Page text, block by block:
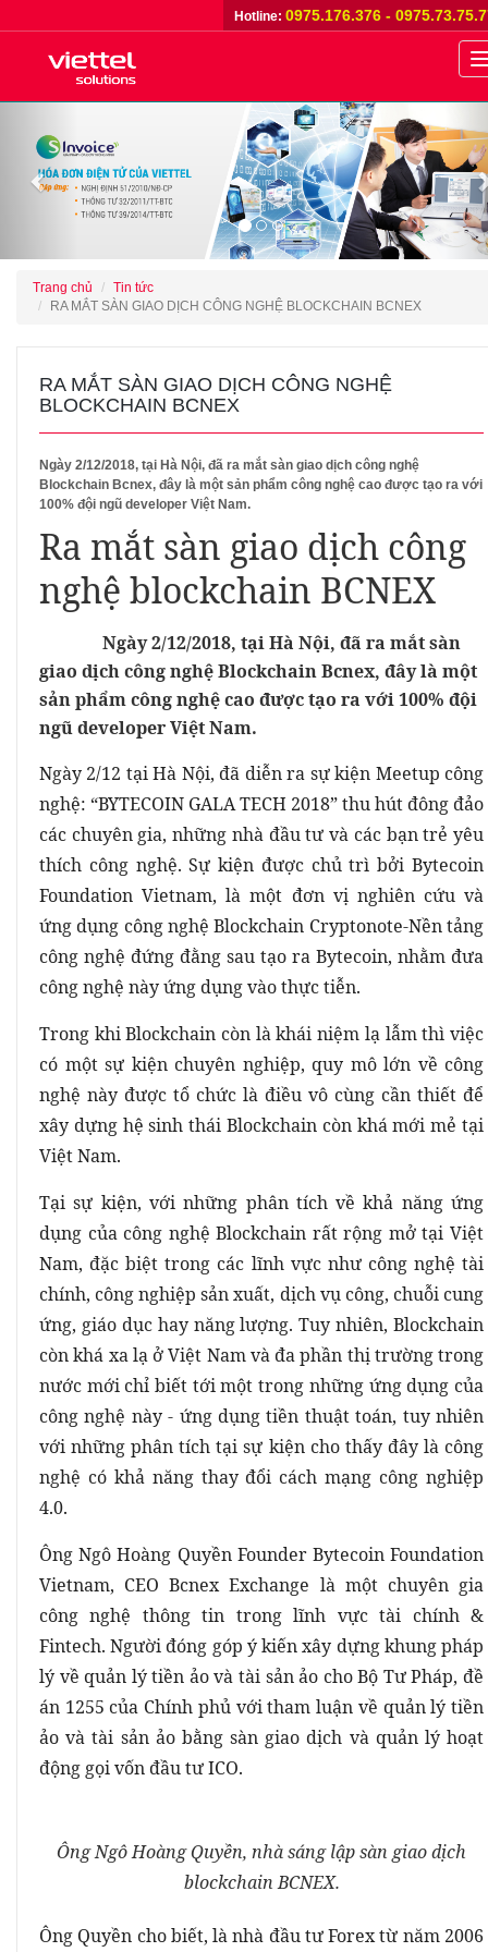
Hotline: 0975.176.376 -
Trang chủ
Tin tức
RA MẮT SÀN GIAO DỊCH CÔNG NGHỆ BLOCKCHAIN BCNEX
RA MẮT SÀN GIAO DỊCH CÔNG NGHỆ
BLOCKCHAIN BCNEX
Ngày 2/12/2018, tại Hà Nội, đã ra mắt sàn giao dịch công nghệ
Blockchain Bcnex, đây là một sản phẩm công nghệ cao được tạo ra với
100% đội ngũ developer Việt Nam.
Ra mắt sàn giao dịch công
nghệ blockchain BCNEX
ictnews
Ngày 2/12/2018, tại Hà Nội, đã ra mắt sàn
giao dịch công nghệ Blockchain Bcnex, đây là một
sản phẩm công nghệ cao được tạo ra với 100% đội
ngũ developer Việt Nam.
Ngày 2/12 tại Hà Nội, đã diễn ra sự kiện Meetup công
nghệ: “BYTECOIN GALA TECH 2018” thu hút đông đảo
các chuyên gia, những nhà đầu tư và các bạn trẻ yêu
thích công nghệ. Sự kiện được chủ trì bởi Bytecoin
Foundation Vietnam, là một đơn vị nghiên cứu và
ứng dụng công nghệ Blockchain Cryptonote-Nền tảng
công nghệ đứng đằng sau tạo ra Bytecoin, nhằm đưa
công nghệ này ứng dụng vào thực tiễn.
Trong khi Blockchain còn là khái niệm lạ lẫm thì việc
có một sự kiện chuyên nghiệp, quy mô lớn về công
nghệ này được tổ chức là điều vô cùng cần thiết để
xây dựng hệ sinh thái Blockchain còn khá mới mẻ tại
Việt Nam.
Tại sự kiện, với những phân tích về khả năng ứng
dụng của công nghệ Blockchain rất rộng mở tại Việt
Nam, đặc biệt trong các lĩnh vực như công nghệ tài
chính, công nghiệp sản xuất, dịch vụ công, chuỗi cung
ứng, giáo dục hay năng lượng. Tuy nhiên, Blockchain
còn khá xa lạ ở Việt Nam và đa phần thị trường trong
nước mới chỉ biết tới một trong những ứng dụng của
công nghệ này - ứng dụng tiền thuật toán, tuy nhiên
với những phân tích tại sự kiện cho thấy đây là công
nghệ có khả năng thay đổi cách mạng công nghiệp
4.0.
Ông Ngô Hoàng Quyền Founder Bytecoin Foundation
Vietnam, CEO Bcnex Exchange là một chuyên gia
công nghệ thông tin trong lĩnh vực tài chính &
Fintech. Người đóng góp ý kiến xây dựng khung pháp
lý về quản lý tiền ảo và tài sản ảo cho Bộ Tư Pháp, đề
án 1255 của Chính phủ với tham luận về quản lý tiền
ảo và tài sản ảo bằng sàn giao dịch và quản lý hoạt
động gọi vốn đầu tư ICO.
Ông Ngô Hoàng Quyền, nhà sáng lập sàn giao dịch
blockchain BCNEX.
Ông Quyền cho biết, là nhà đầu tư Forex từ năm 2006